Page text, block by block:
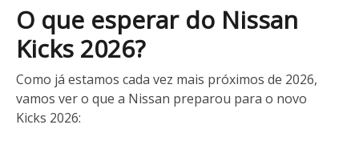
O que esperar do Nissan
Kicks 2026?
Como já estamos cada vez mais próximos de 2026,
vamos ver o que a Nissan preparou para o novo
Kicks 2026: